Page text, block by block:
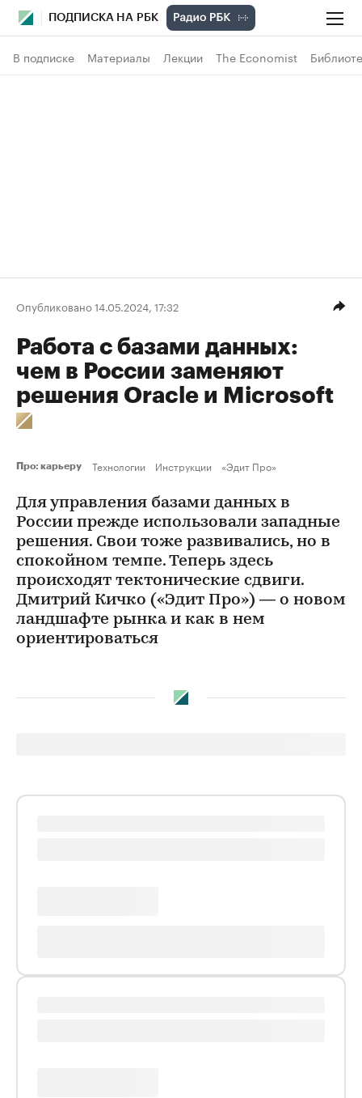
ПОДПИСКА НА РБК
В подписке Материалы Лекции The Economist
Опубликовано 14.05.2024, 17:32
Работа с базами данных:
чем в России заменяют
решения Oracle и Microsoft
Про: карьеру Технологии Инструкции «Эдит Про»
Для управления базами данных в
России прежде использовали западные
решения. Свои тоже развивались, но в
спокойном темпе. Теперь здесь
происходят тектонические сдвиги.
Дмитрий Кичко («Эдит Про») — о новом
ландшафте рынка и как в нем
ориентироваться